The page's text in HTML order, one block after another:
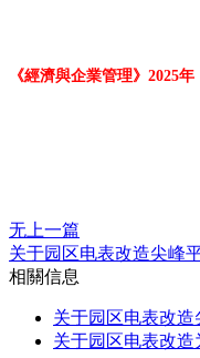
《經濟與企業管理》2025
无上一篇
关于园区电表改造尖峰
相關信息
关于园区电表改
关于园区电表改